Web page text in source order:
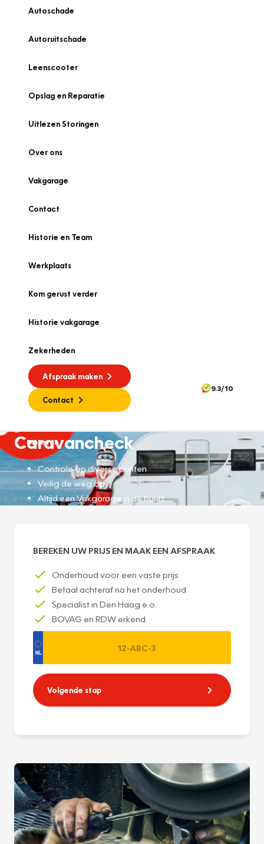
Autoschade
Autoruitschade
Leenscooter
Opslag en Reparatie
Uitlezen Storingen
Over ons
Vakgarage
Contact
Historie en Team
Werkplaats
Kom gerust verder
Historie vakgarage
Zekerheden
Afspraak maken
Contact
9.3/10
Diensten
Caravancheck
Controle op diverse punten
Veilig de weg op
Altijd een Vakgarage in de buurt
BEREKEN UW PRIJS EN MAAK EEN AFSPRAAK
Onderhoud voor een vaste prijs
Betaal achteraf na het onderhoud
Specialist in Den Haag e.o.
BOVAG en RDW erkend
Volgende stap